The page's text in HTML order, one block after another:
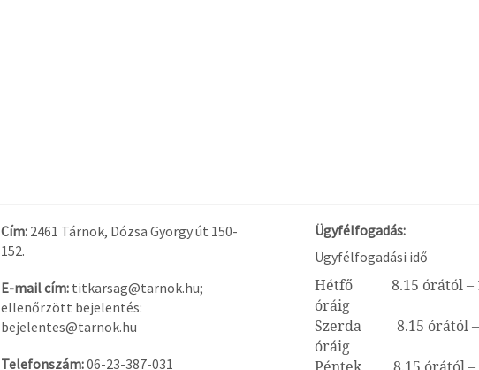
Cím: 2461 Tárnok, Dózsa György út 150-
152.
E-mail cím: titkarsag@tarnok.hu;
ellenőrzött bejelentés:
bejelentes@tarnok.hu
Telefonszám:06-23-387-031
Ügyfélfogadás:
Ügyfélfogadási idő
Hétfő 8.15 órától –
óráig
Szerda 8.15 órától –
óráig